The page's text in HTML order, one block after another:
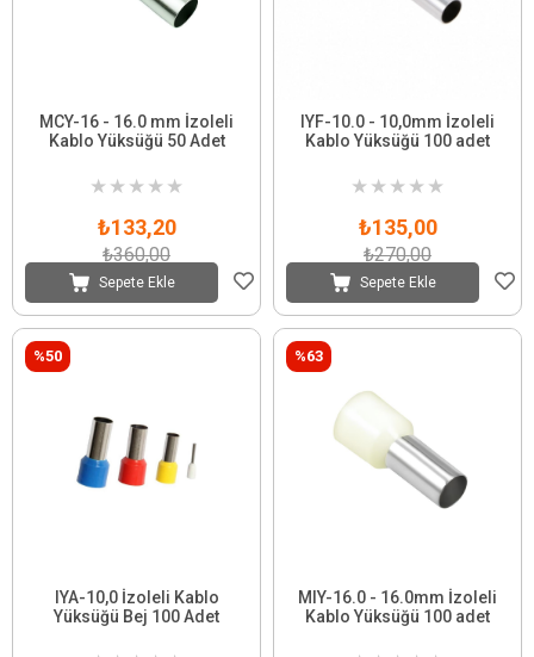
MCY-16 - 16.0 mm İzoleli
Kablo Yüksüğü 50 Adet
★ ★ ★ ★ ★
₺133,20
₺360,00
Sepete Ekle
IYF-10.0 - 10,0mm İzoleli
Kablo Yüksüğü 100 adet
★ ★ ★ ★ ★
₺135,00
₺270,00
Sepete Ekle
IYA-10,0 İzoleli Kablo
Yüksüğü Bej 100 Adet
%50
MIY-16.0 - 16.0mm İzoleli
Kablo Yüksüğü 100 adet
%63